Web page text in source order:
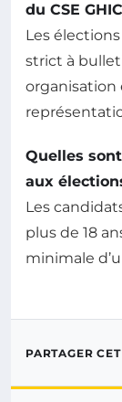
du CSE
Les
strict à
organisation
Quelles
aux
Les
plus de 18
minimale
PARTAGER